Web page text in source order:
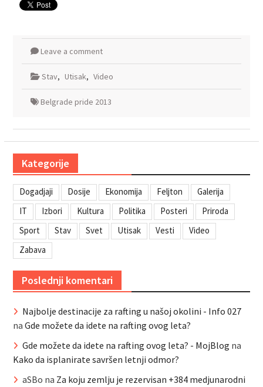
Leave a comment
Stav, Utisak, Video
Belgrade pride 2013
Kategorije
Dogadjaji Dosije Ekonomija Feljton
Galerija
IT
Izbori Kultura Politika Posteri
Priroda
Sport
Stav Svet Utisak Vesti
Video
Zabava
Poslednji komentari
Najbolje destinacije za rafting u našoj okolini - Info 027
na Gde možete da idete na rafting ovog leta?
Gde možete da idete na rafting ovog leta? - MojBlog na
Kako da isplanirate savršen letnji odmor?
aSBo na Za koju zemlju je rezervisan +384 medjunarodni